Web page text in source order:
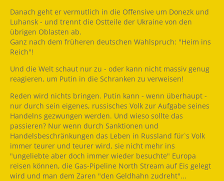
Danach geht er vermutlich in die Offensive um Donezk und
Luhansk - und trennt die Ostteile der Ukraine von den
übrigen Oblasten ab.
Ganz nach dem früheren deutschen Wahlspruch: "Heim ins
Reich"!
Und die Welt schaut nur zu - oder kann nicht massiv genug
reagieren, um Putin in die Schranken zu verweisen!
Reden wird nichts bringen. Putin kann - wenn überhaupt -
nur durch sein eigenes, russisches Volk zur Aufgabe seines
Handelns gezwungen werden. Und wieso sollte das
passieren? Nur wenn durch Sanktionen und
Handelsbeschränkungen das Leben in Russland für`s Volk
immer teurer und teurer wird, sie nicht mehr ins
"ungeliebte aber doch immer wieder besuchte" Europa
reisen können, die Gas-Pipeline North Stream auf Eis gelegt
wird und man dem Zaren "den Geldhahn zudreht"...